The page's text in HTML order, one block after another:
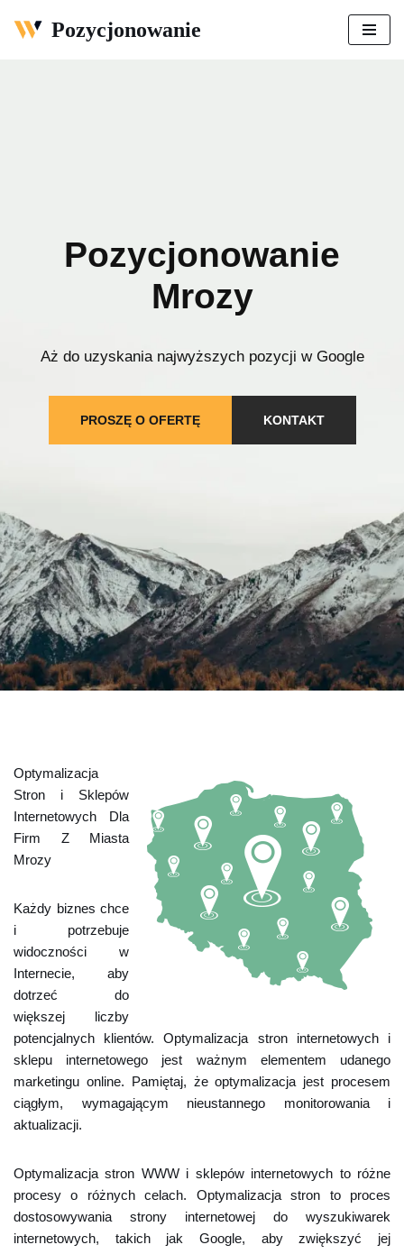
Pozycjonowanie
Pozycjonowanie
Mrozy
Aż do uzyskania najwyższych pozycji w Google
PROSZĘ O OFERTĘ KONTAKT
Optymalizacja
Stron i Sklepów
Internetowych Dla
Firm Z Miasta
Mrozy
Każdy biznes chce
i potrzebuje
widoczności w
Internecie, aby
dotrzeć do
większej liczby
potencjalnych klientów. Optymalizacja stron internetowych i
sklepu internetowego jest ważnym elementem udanego
marketingu online. Pamiętaj, że optymalizacja jest procesem
ciągłym, wymagającym nieustannego monitorowania i
aktualizacji.
Optymalizacja stron WWW i sklepów internetowych to różne
procesy o różnych celach. Optymalizacja stron to proces
dostosowywania strony internetowej do wyszukiwarek
internetowych, takich jak Google, aby zwiększyć jej